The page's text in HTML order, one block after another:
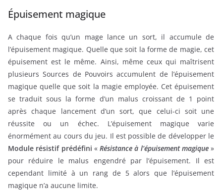
Épuisement magique
A chaque fois qu’un mage lance un sort, il accumule de
l’épuisement magique. Quelle que soit la forme de magie, cet
épuisement est le même. Ainsi, même ceux qui maîtrisent
plusieurs Sources de Pouvoirs accumulent de l’épuisement
magique quelle que soit la magie employée. Cet épuisement
se traduit sous la forme d’un malus croissant de 1 point
après chaque lancement d’un sort, que celui-ci soit une
réussite ou un échec. L’épuisement magique varie
énormément au cours du jeu. Il est possible de développer le
Module résistif prédéfini « Résistance à l’épuisement magique»
pour réduire le malus engendré par l’épuisement. Il est
cependant limité à un rang de 5 alors que l’épuisement
magique n’a aucune limite.